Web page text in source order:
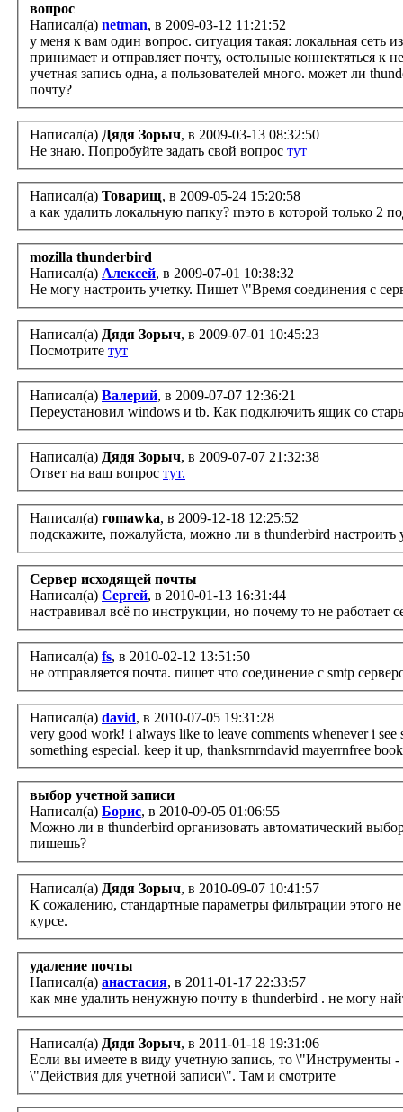
вопрос
Написал(а) netman, в 2009-03-12 11:21:52
у меня к вам один вопрос. ситуация такая: локальная сеть из
принимает и отправляет почту, остольные коннектяться
учетная запись одна, а пользователей много. может ли
почту?
Написал(а) Дядя Зорыч, в 2009-03-13 08:32:50
Не знаю. Попробуйте задать свой вопрос тут
Написал(а) Товарищ, в 2009-05-24 15:20:58
а как удалить локальную папку? rnэто в которой только 2
mozilla thunderbird
Написал(а) Алексей, в 2009-07-01 10:38:32
Не могу настроить учетку. Пишет \"Время соединения с
Написал(а) Дядя Зорыч, в 2009-07-01 10:45:23
Посмотрите тут
Написал(а) Валерий, в 2009-07-07 12:36:21
Переустановил windows и tb. Как подключить ящик со
Написал(а) Дядя Зорыч, в 2009-07-07 21:32:38
Ответ на ваш вопрос тут.
Написал(а) romawka, в 2009-12-18 12:25:52
подскажите, пожалуйста, можно ли в thunderbird
Сервер исходящей почты
Написал(а) Сергей, в 2010-01-13 16:31:44
настравивал всё по инструкции, но почему то не
Написал(а) fs, в 2010-02-12 13:51:50
не отправляется почта. пишет что соединение с smtp
Написал(а) david, в 2010-07-05 19:31:28
very good work! i always like to leave comments whenever i
something especial. keep it up, thanksrnrndavid mayerrnfree
выбор учетной записи
Написал(а) Борис, в 2010-09-05 01:06:55
Можно ли в thunderbird организовать автоматический
пишешь?
Написал(а) Дядя Зорыч, в 2010-09-07 10:41:57
К сожалению, стандартные параметры фильтрации этого
курсе.
удаление почты
Написал(а) анастасия, в 2011-01-17 22:33:57
как мне удалить ненужную почту в thunderbird . не могу
Написал(а) Дядя Зорыч, в 2011-01-18 19:31:06
Если вы имеете в виду учетную запись, то
\"Действия для учетной записи\". Там и смотрите